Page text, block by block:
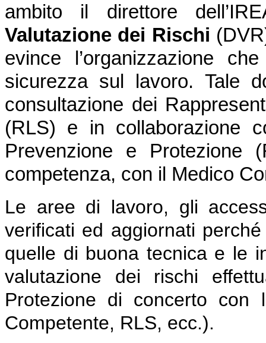
ambito il direttore
Valutazione dei Rischi
evince l’organizzazione
sicurezza sul lavoro. Tale
consultazione dei
(RLS) e in collaborazione
Prevenzione e
competenza, con il Medico
Le aree di lavoro, gli
verificati ed aggiornati
quelle di buona tecnica e le
valutazione dei rischi
Protezione di concerto con
Competente, RLS, ecc.).